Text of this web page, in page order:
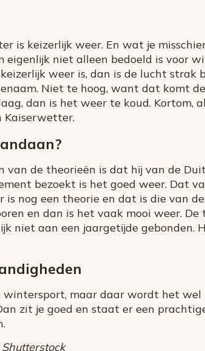
is keizerlijk weer. En wat je
niet alleen bedoeld is voor
weer is, dan is de lucht strak
Niet te hoog, want dat komt
dan is het weer te koud. Kortom,
Kaiserwetter.
de theorieën is dat hij van de
bezoekt is het goed weer. Dat
nog een theorie en dat is die van
en dan is het vaak mooi weer. De
niet aan een jaargetijde gebonden.
wintersport, maar daar wordt het wel
zit je goed en staat er een